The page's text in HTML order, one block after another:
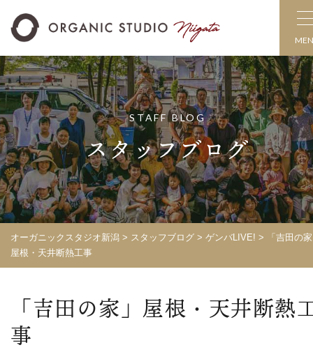
STAFF BLOG
スタッフブログ
オーガニックスタジオ新潟 > スタッフブログ > ゲンバLIVE! >
「吉田の
屋根・天井断熱工事
「吉田の家」屋根・天井断熱
事